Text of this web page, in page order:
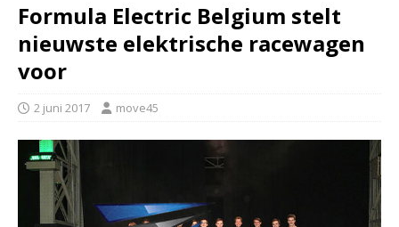
Formula Electric Belgium stelt
nieuwste elektrische racewagen
voor
2 juni 2017 move45